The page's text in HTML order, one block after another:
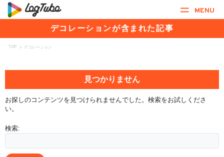
MENU
デコレーションが含まれた記事
TOP > デコレーション
見つかりません
お探しのコンテンツを見つけられませんでした。検索をお試しくださ
い。
検索: